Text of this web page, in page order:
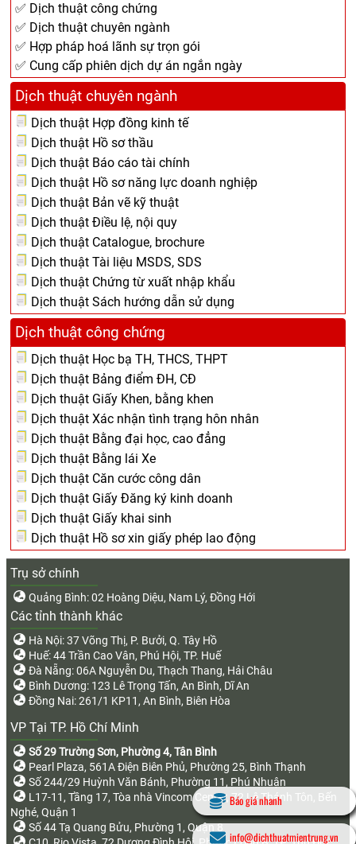
✅ Dịch thuật công chứng
✅ Dịch thuật chuyên ngành
✅ Hợp pháp hoá lãnh sự trọn gói
✅ Cung cấp phiên dịch dự án ngắn ngày
Dịch thuật chuyên ngành
Dịch thuật Hợp đồng kinh tế
Dịch thuật Hồ sơ thầu
Dịch thuật Báo cáo tài chính
Dịch thuật Hồ sơ năng lực doanh nghiệp
Dịch thuật Bản vẽ kỹ thuật
Dịch thuật Điều lệ, nội quy
Dịch thuật Catalogue, brochure
Dịch thuật Tài liệu MSDS, SDS
Dịch thuật Chứng từ xuất nhập khẩu
Dịch thuật Sách hướng dẫn sử dụng
Dịch thuật công chứng
Dịch thuật Học bạ TH, THCS, THPT
Dịch thuật Bảng điểm ĐH, CĐ
Dịch thuật Giấy Khen, bằng khen
Dịch thuật Xác nhận tình trạng hôn nhân
Dịch thuật Bằng đại học, cao đẳng
Dịch thuật Bằng lái Xe
Dịch thuật Căn cước công dân
Dịch thuật Giấy Đăng ký kinh doanh
Dịch thuật Giấy khai sinh
Dịch thuật Hồ sơ xin giấy phép lao động
Trụ sở chính
Quảng Bình: 02 Hoàng Diệu, Nam Lý, Đồng Hới
Các tỉnh thành khác
Hà Nội: 37 Võng Thị, P. Bưởi, Q. Tây Hồ
Huế: 44 Trần Cao Vân, Phú Hội, TP. Huế
Đà Nẵng: 06A Nguyễn Du, Thạch Thang, Hải Châu
Bình Dương: 123 Lê Trọng Tấn, An Bình, Dĩ An
Đồng Nai: 261/1 KP11, An Bình, Biên Hòa
VP Tại TP. Hồ Chí Minh
Số 29 Trường Sơn, Phường 4, Tân Bình
Pearl Plaza, 561A Điện Biên Phủ, Phường 25, Bình Thạnh
Số 244/29 Huỳnh Văn Bánh, Phường 11, Phú Nhuận
L17-11, Tầng 17, Tòa nhà Vincom Center, 72 Lê Thánh Tôn, Bến
Nghé, Quận 1
Số 44 Tạ Quang Bửu, Phường 1, Quận 8
Báo giá nhanh
info@dichthuatmientrung.vn